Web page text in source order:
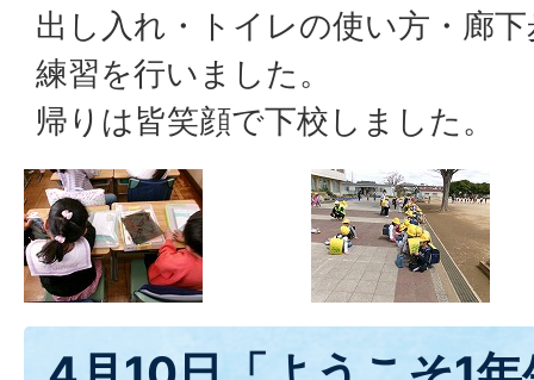
出し入れ・トイレの使い方・廊
練習を行いました。
帰りは皆笑顔で下校しました。